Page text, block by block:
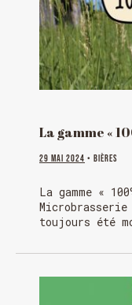
La gamme «
29 mai 2024 • Bières
La gamme «
toujours été